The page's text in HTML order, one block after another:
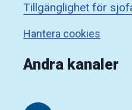
Tillgänglighet för
Hantera cookies
Andra kanaler